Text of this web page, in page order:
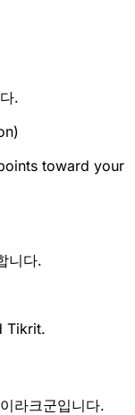
.
toward your
니다.
Tikrit.
라크군입니다.